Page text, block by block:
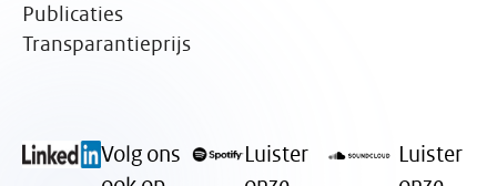
Publicaties
Transparantieprijs
Volg ons
Luister
Luister